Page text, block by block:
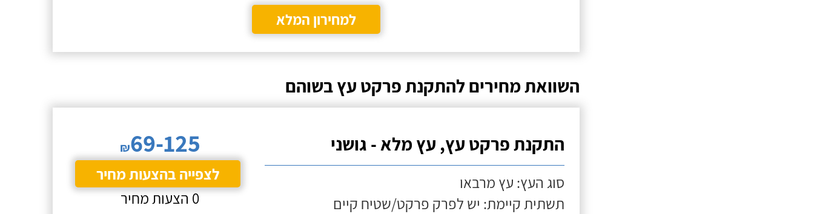
למחירון המלא
השוואת מחירים להתקנת פרקט עץ בשוהם
התקנת פרקט עץ, עץ מלא - גושני
סוג העץ: עץ מרבאו
תשתית קיימת: יש לפרק פרקט/שטיח קיים
₪69-125
לצפייה בהצעות מחיר
0 הצעות מחיר